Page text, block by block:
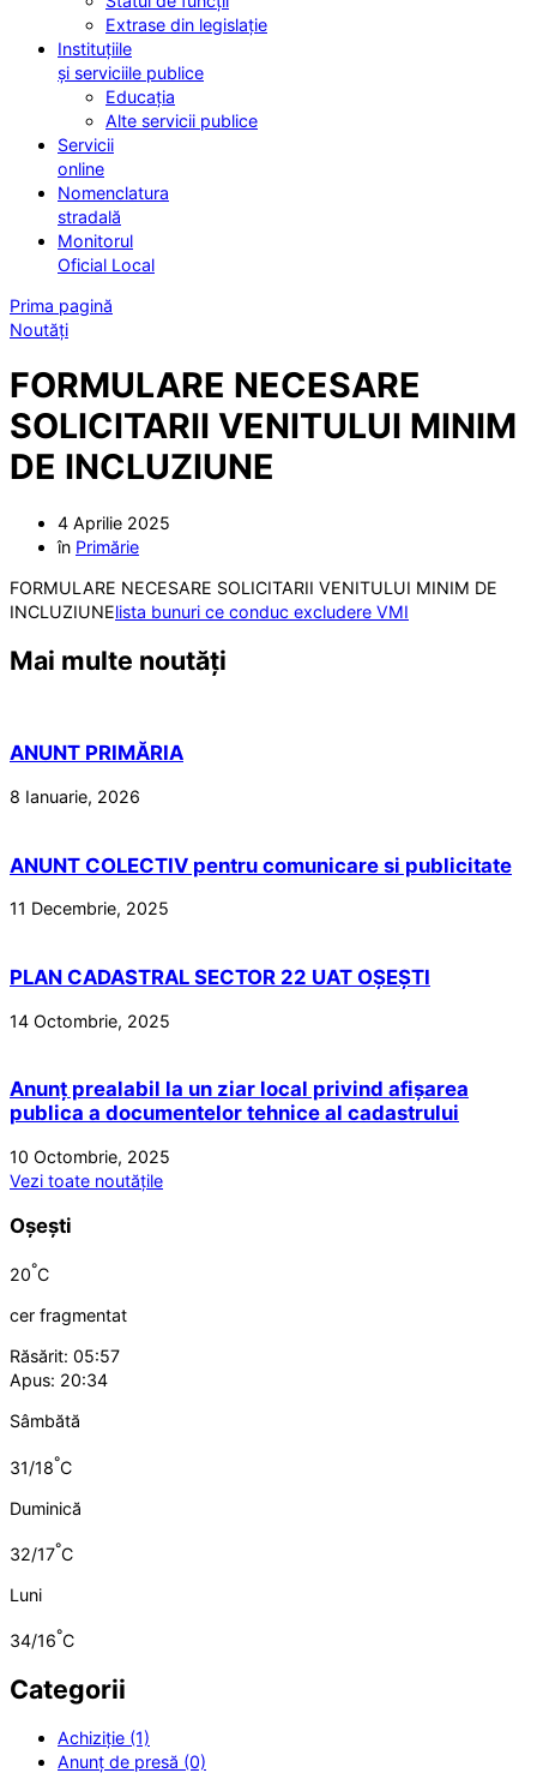
Extrase din legislație
Instituțiile
și serviciile publice
Educația
Alte servicii publice
Servicii
online
Nomenclatura
stradală
Monitorul
Oficial Local
Prima pagină
Noutăți
FORMULARE NECESARE
SOLICITARII VENITULUI MINIM
DE INCLUZIUNE
4 Aprilie 2025
în Primărie
FORMULARE NECESARE SOLICITARII VENITULUI MINIM DE
INCLUZIUNElista bunuri ce conduc excludere VMI
Mai multe noutăți
ANUNT PRIMĂRIA
8 Ianuarie, 2026
ANUNT COLECTIV pentru comunicare si publicitate
11 Decembrie, 2025
PLAN CADASTRAL SECTOR 22 UAT OȘEȘTI
14 Octombrie, 2025
Anunț prealabil la un ziar local privind afișarea
publica a documentelor tehnice al cadastrului
10 Octombrie, 2025
Vezi toate noutățile
Oșești
20°C
cer fragmentat
Răsărit: 05:57
Apus: 20:34
Sâmbătă
31/18°C
Duminică
32/17°C
Luni
34/16°C
Categorii
Achiziție (1)
Anunț de presă (0)